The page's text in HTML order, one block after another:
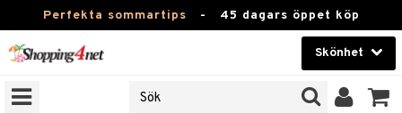
Perfekta sommartips - 45 dagars öppet köp
Skönhet
Skönhet